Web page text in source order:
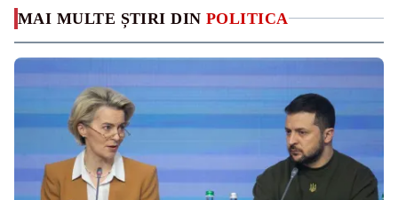
MAI MULTE ȘTIRI DIN POLITICA